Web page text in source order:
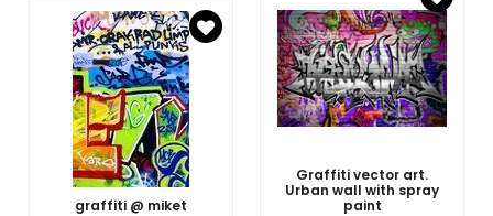
graffiti @ miket
Graffiti vector art.
Urban wall with spray
paint